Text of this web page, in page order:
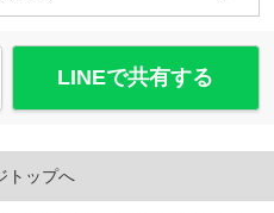
LINEで共有する
トップへ